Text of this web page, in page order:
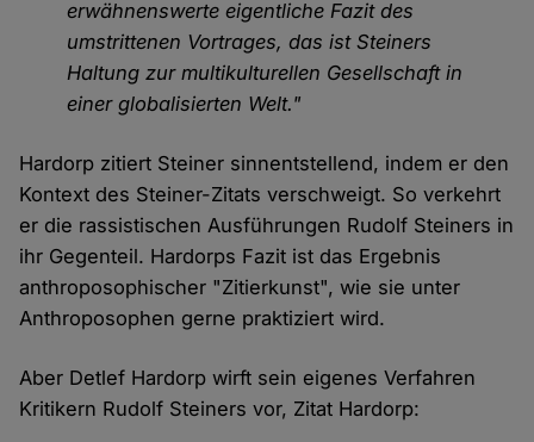
erwähnenswerte eigentliche Fazit des
umstrittenen Vortrages, das ist Steiners
Haltung zur multikulturellen Gesellschaft in
einer globalisierten Welt."
Hardorp zitiert Steiner sinnentstellend, indem er den
Kontext des Steiner-Zitats verschweigt. So verkehrt
er die rassistischen Ausführungen Rudolf Steiners in
ihr Gegenteil. Hardorps Fazit ist das Ergebnis
anthroposophischer "Zitierkunst", wie sie unter
Anthroposophen gerne praktiziert wird.
Aber Detlef Hardorp wirft sein eigenes Verfahren
Kritikern Rudolf Steiners vor, Zitat Hardorp: